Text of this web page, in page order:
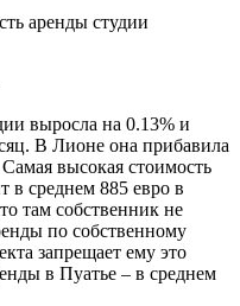
аренды студии
выросла на 0.13% и
В Лионе она прибавила
высокая стоимость
в среднем 885 евро в
там собственник не
по собственному
запрещает ему это
в Пуатье – в среднем